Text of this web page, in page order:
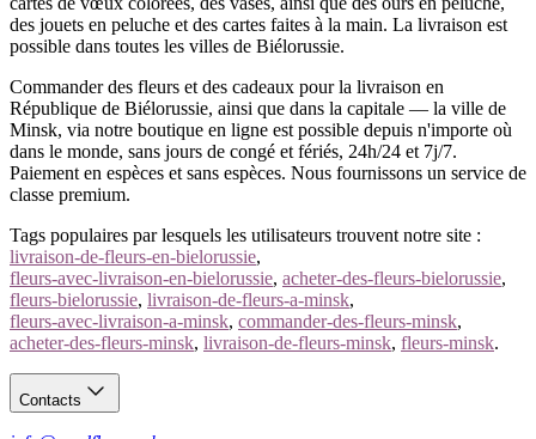
des jouets en peluche et des cartes faites à la main. La livraison est
possible dans toutes les villes de Biélorussie.
Commander des fleurs et des cadeaux pour la livraison en
République de Biélorussie, ainsi que dans la capitale — la ville de
Minsk, via notre boutique en ligne est possible depuis n'importe où
dans le monde, sans jours de congé et fériés, 24h/24 et 7j/7.
Paiement en espèces et sans espèces. Nous fournissons un service de
classe premium.
Tags populaires par lesquels les utilisateurs trouvent notre site :
livraison-de-fleurs-en-bielorussie,
fleurs-avec-livraison-en-bielorussie, acheter-des-fleurs-bielorussie,
fleurs-bielorussie, livraison-de-fleurs-a-minsk,
fleurs-avec-livraison-a-minsk, commander-des-fleurs-minsk,
acheter-des-fleurs-minsk, livraison-de-fleurs-minsk, fleurs-minsk.
Contacts